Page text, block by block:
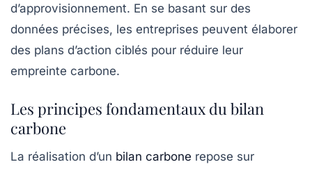
d’approvisionnement. En se basant sur des
données précises, les entreprises peuvent élaborer
des plans d’action ciblés pour réduire leur
empreinte carbone.
Les principes fondamentaux du bilan
carbone
La réalisation d’un bilan carbone repose sur